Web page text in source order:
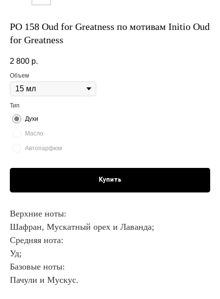
PO 158 Oud for Greatness по мотивам Initio Oud
for Greatness
2 800 р.
Объем
Тип
Духи
Масло
Автопарфюм
Купить
Верхние ноты:
Шафран, Мускатный орех и Лаванда;
Cредняя нота:
Уд;
Базовые ноты:
Пачули и Мускус.